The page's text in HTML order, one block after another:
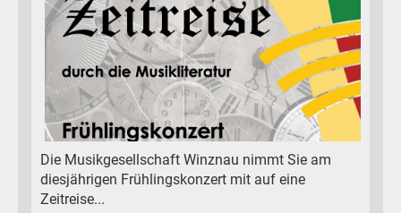
Die Musikgesellschaft Winznau nimmt Sie am
diesjährigen Frühlingskonzert mit auf eine
Zeitreise...